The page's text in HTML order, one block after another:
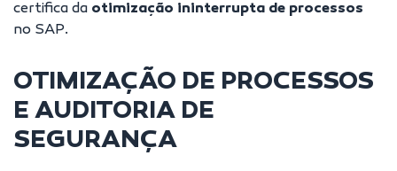
certifica da otimização ininterrupta de processos
no SAP.
OTIMIZAÇÃO DE PROCESSOS
E AUDITORIA DE
SEGURANÇA